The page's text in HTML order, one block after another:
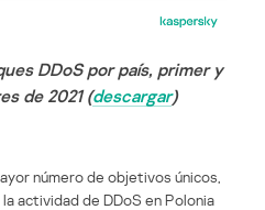
DDoS por país, primer y
de 2021 (descargar)
número de objetivos únicos,
actividad de DDoS en Polonia